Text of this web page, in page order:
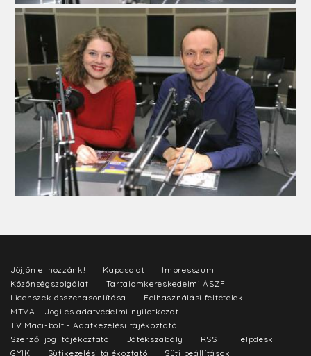
Jöjjön el hozzánk! Kapcsolat
Impresszum
Közönségszolgálat
Tartalomkereskedelmi ÁSZF
Licenszek összehasonlítása
Felhasználási feltételek
MTVA - Jogi és adatvédelmi nyilatkozat
TV Maci-bolt - Adatkezelési tájékoztató
Szerzői jogi tájékoztató
Játékszabály RSS
Helpdesk
GYIK
Sütikezelési tájékoztató Süti beállítások